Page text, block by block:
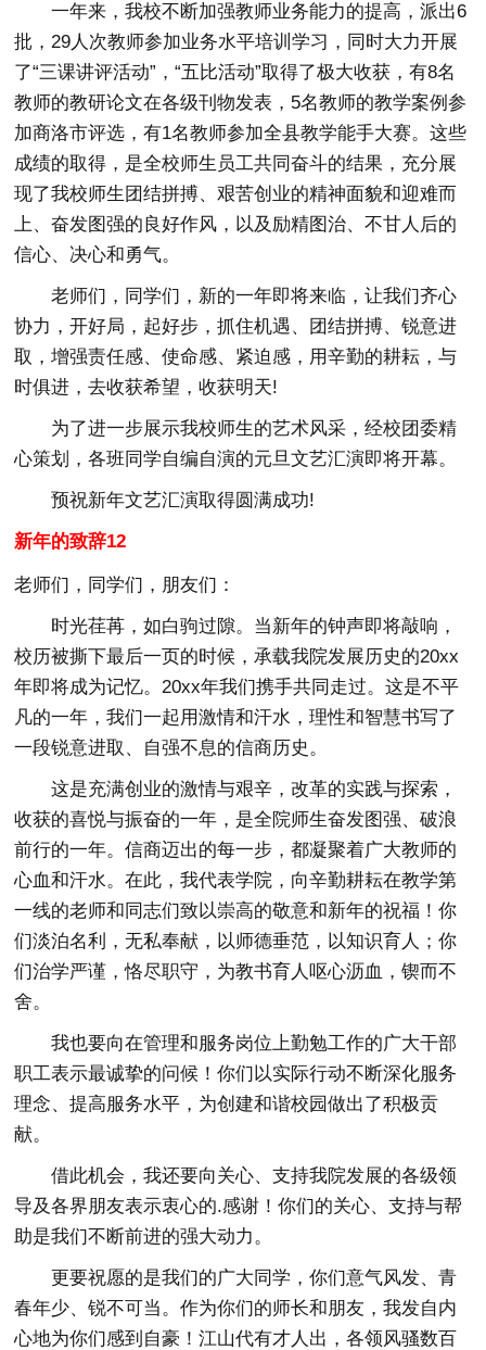
一年来，我校不断加强教师业务能力的提高，派出6
批，29人次教师参加业务水平培训学习，同时大力开展
了“三课讲评活动”，“五比活动”取得了极大收获，有8名
教师的教研论文在各级刊物发表，5名教师的教学案例参
加商洛市评选，有1名教师参加全县教学能手大赛。这些
成绩的取得，是全校师生员工共同奋斗的结果，充分展
现了我校师生团结拼搏、艰苦创业的精神面貌和迎难而
上、奋发图强的良好作风，以及励精图治、不甘人后的
信心、决心和勇气。
老师们，同学们，新的一年即将来临，让我们齐心
协力，开好局，起好步，抓住机遇、团结拼搏、锐意进
取，增强责任感、使命感、紧迫感，用辛勤的耕耘，与
时俱进，去收获希望，收获明天!
为了进一步展示我校师生的艺术风采，经校团委精
心策划，各班同学自编自演的元旦文艺汇演即将开幕。
预祝新年文艺汇演取得圆满成功!
新年的致辞12
老师们，同学们，朋友们：
时光荏苒，如白驹过隙。当新年的钟声即将敲响，
校历被撕下最后一页的时候，承载我院发展历史的20xx
年即将成为记忆。20xx年我们携手共同走过。这是不平
凡的一年，我们一起用激情和汗水，理性和智慧书写了
一段锐意进取、自强不息的信商历史。
这是充满创业的激情与艰辛，改革的实践与探索，
收获的喜悦与振奋的一年，是全院师生奋发图强、破浪
前行的一年。信商迈出的每一步，都凝聚着广大教师的
心血和汗水。在此，我代表学院，向辛勤耕耘在教学第
一线的老师和同志们致以崇高的敬意和新年的祝福！你
们淡泊名利，无私奉献，以师德垂范，以知识育人；你
们治学严谨，恪尽职守，为教书育人呕心沥血，锲而不
舍。
我也要向在管理和服务岗位上勤勉工作的广大干部
职工表示最诚挚的问候！你们以实际行动不断深化服务
理念、提高服务水平，为创建和谐校园做出了积极贡
献。
借此机会，我还要向关心、支持我院发展的各级领
导及各界朋友表示衷心的.感谢！你们的关心、支持与帮
助是我们不断前进的强大动力。
更要祝愿的是我们的广大同学，你们意气风发、青
春年少、锐不可当。作为你们的师长和朋友，我发自内
心地为你们感到自豪！江山代有才人出，各领风骚数百